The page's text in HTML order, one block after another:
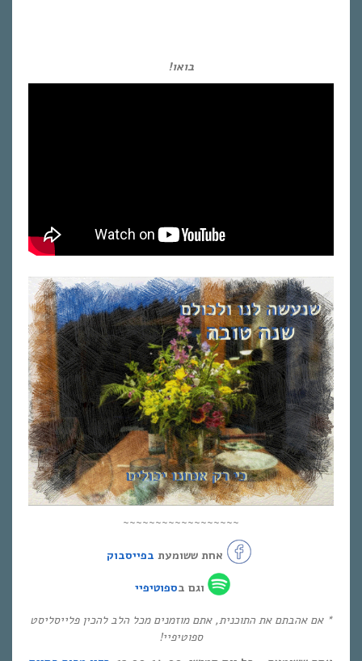
בואו!
~~~~~~~~~~~~~~~~~~
אחת ששומעת בפייסבוק
וגם בספוטיפיי
* אם אהבתם את התוכנית, אתם מוזמנים מכל הלב להכין פלייסליסט
ספוטיפיי!